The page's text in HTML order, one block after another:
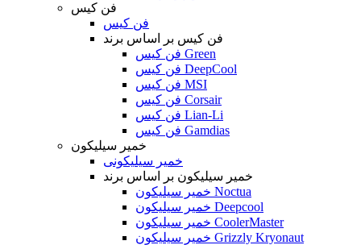
فن کیس
فن کیس
فن کیس بر اساس برند
فن کیس Green
فن کیس DeepCool
فن کیس MSI
فن کیس Corsair
فن کیس Lian-Li
فن کیس Gamdias
خمیر سیلیکون
خمیر سیلیکونی
خمیر سیلیکون بر اساس برند
خمیر سیلیکون Noctua
خمیر سیلیکون Deepcool
خمیر سیلیکون CoolerMaster
خمیر سیلیکون Grizzly Kryonaut